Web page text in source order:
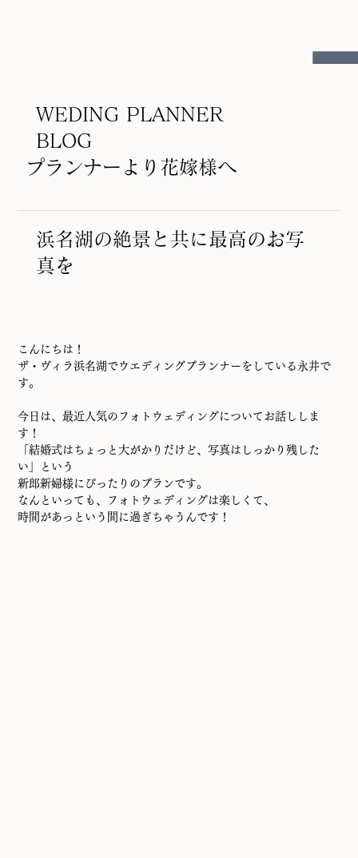
浜名湖の絶景と共に最高のお写
真を
こんにちは！
ザ・ヴィラ浜名湖でウエディングプランナーをしている永井で
す。
今日は、最近人気のフォトウェディングについてお話ししま
す！
「結婚式はちょっと大がかりだけど、写真はしっかり残した
い」という
新郎新婦様にぴったりのプランです。
なんといっても、フォトウェディングは楽しくて、
時間があっという間に過ぎちゃうんです！
WEDING PLANNER
BLOG
プランナーより花嫁様へ